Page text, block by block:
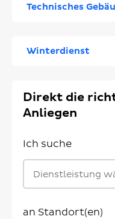
Technisches
Winterdienst
Direkt die
Anliegen
Ich suche
Dienstleistung
an Standort(en)